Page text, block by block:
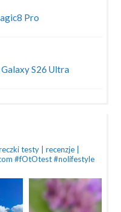
Pro
S26 Ultra
testy | recenzje |
#fOtOtest #nolifestyle